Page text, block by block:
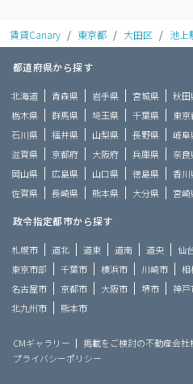
賃貸Canary / 東京都 / 大田区 / 池上
都道府県から探す
北海道 青森県 岩手県 宮城県 秋田
栃木県
群馬県 埼玉県 千葉県 東京
石川県
福井県 山梨県 長野県 岐阜
滋賀県
京都府 大阪府 兵庫県 奈良
岡山県
広島県 山口県 徳島県 香川
佐賀県
長崎県 熊本県 大分県 宮崎
政令指定都市から探す
札幌市 道北 道東 道南 道央 仙
東京市部
千葉市 横浜市 川崎市 相
名古屋市
京都市 大阪市 堺市 神戸
北九州市
熊本市
CMギャラリー 掲載をご検討の不動産会社
プライバシーポリシー